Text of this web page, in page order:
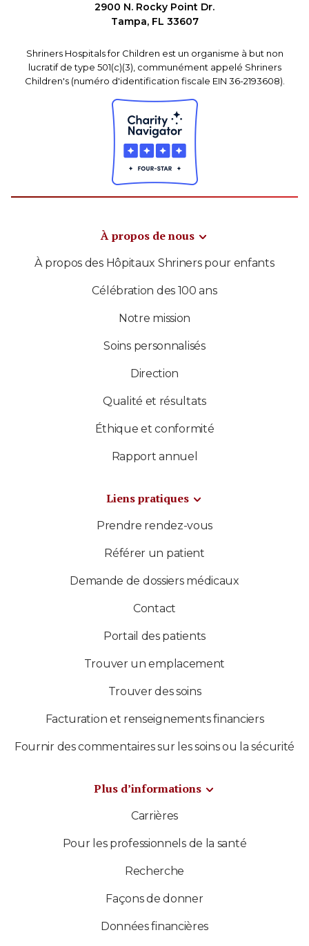
2900 N. Rocky Point Dr.
Tampa, FL 33607
Shriners Hospitals for Children est un organisme à but non
lucratif de type 501(c)(3), communément appelé Shriners
Children's (numéro d'identification fiscale EIN 36-2193608).
À propos de nous
À propos des Hôpitaux Shriners pour enfants
Célébration des 100 ans
Notre mission
Soins personnalisés
Direction
Qualité et résultats
Éthique et conformité
Rapport annuel
Liens pratiques
Prendre rendez-vous
Référer un patient
Demande de dossiers médicaux
Contact
Portail des patients
Trouver un emplacement
Trouver des soins
Facturation et renseignements financiers
Fournir des commentaires sur les soins ou la sécurité
Plus d’informations
Carrières
Pour les professionnels de la santé
Recherche
Façons de donner
Données financières